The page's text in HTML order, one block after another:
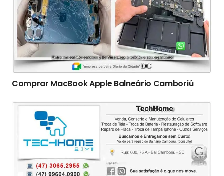
Comprar MacBook Apple Balneário Camboriú